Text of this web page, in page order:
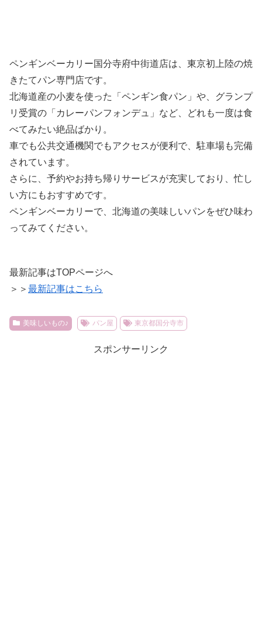
ペンギンベーカリー国分寺府中街道店は、東京初上陸の焼
きたてパン専門店です。
北海道産の小麦を使った「ペンギン食パン」や、グランプ
リ受賞の「カレーパンフォンデュ」など、どれも一度は食
べてみたい絶品ばかり。
車でも公共交通機関でもアクセスが便利で、駐車場も完備
されています。
さらに、予約やお持ち帰りサービスが充実しており、忙し
い方にもおすすめです。
ペンギンベーカリーで、北海道の美味しいパンをぜひ味わ
ってみてください。
最新記事はTOPページへ
＞＞ 最新記事はこちら
美味しいもの♪ パン屋 東京都国分寺市
スポンサーリンク